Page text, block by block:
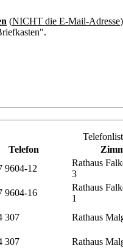
(NICHT die E-Mail-Adresse
Telefon
9604-12
Rathaus
3
9604-16
Rathaus
1
307 Rathaus
307 Rathaus